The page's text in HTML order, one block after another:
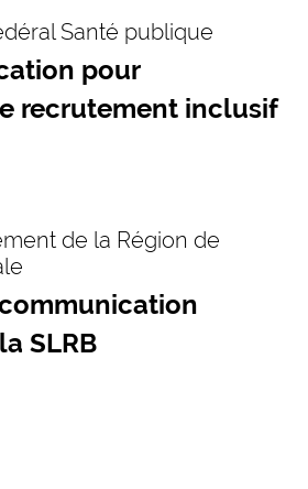
Santé publique
pour
recrutement inclusif
de la Région de
SLRB